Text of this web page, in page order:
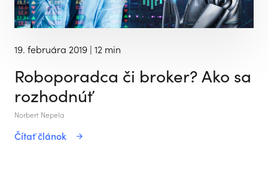
19. februára 2019 | 12 min
Roboporadca či broker? Ako sa
rozhodnúť
Norbert Nepela
Čítať článok